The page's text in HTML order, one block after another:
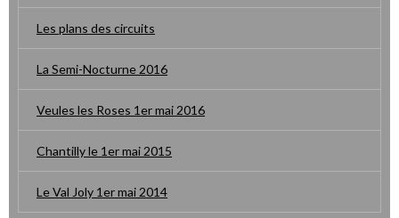
Les plans des circuits
La Semi-Nocturne 2016
Veules les Roses 1er mai 2016
Chantilly le 1er mai 2015
Le Val Joly 1er mai 2014